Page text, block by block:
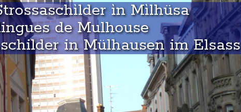
ìn Mìlhüsa
de Mulhouse
in Mülhausen im Elsass